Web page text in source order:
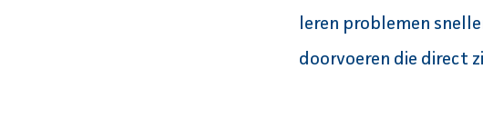
leren problemen
doorvoeren die direct